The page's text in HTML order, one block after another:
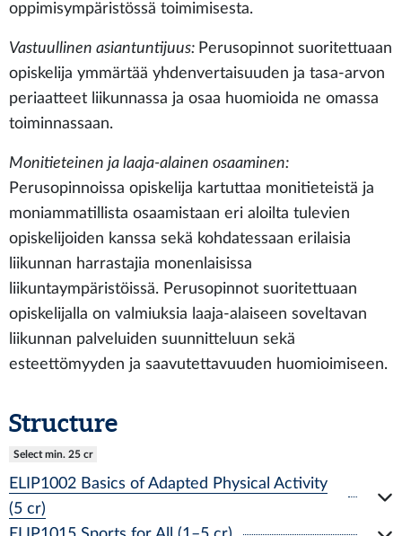
oppimisympäristössä toimimisesta.
Vastuullinen asiantuntijuus: Perusopinnot suoritettuaan
opiskelija ymmärtää yhdenvertaisuuden ja tasa-arvon
periaatteet liikunnassa ja osaa huomioida ne omassa
toiminnassaan.
Monitieteinen ja laaja-alainen osaaminen:
Perusopinnoissa opiskelija kartuttaa monitieteistä ja
moniammatillista osaamistaan eri aloilta tulevien
opiskelijoiden kanssa sekä kohdatessaan erilaisia
liikunnan harrastajia monenlaisissa
liikuntaympäristöissä. Perusopinnot suoritettuaan
opiskelijalla on valmiuksia laaja-alaiseen soveltavan
liikunnan palveluiden suunnitteluun sekä
esteettömyyden ja saavutettavuuden huomioimiseen.
Structure
Select min. 25 cr
ELIP1002 Basics of Adapted Physical Activity
(5 cr)